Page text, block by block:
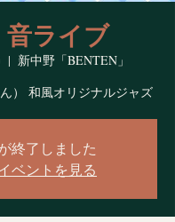
音ライブ
  |
新中野「BENTEN」
） 和風オリジナルジャズ
終了しました
ベントを見る